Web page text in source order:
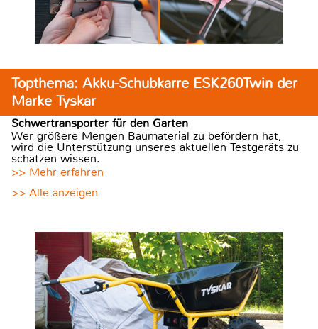
Topthema: Akku-Schubkarre ESK260Twin der
Marke Tyskar
Schwertransporter für den Garten
Wer größere Mengen Baumaterial zu befördern hat,
wird die Unterstützung unseres aktuellen Testgeräts zu
schätzen wissen.
>> Mehr erfahren
>> Alle anzeigen